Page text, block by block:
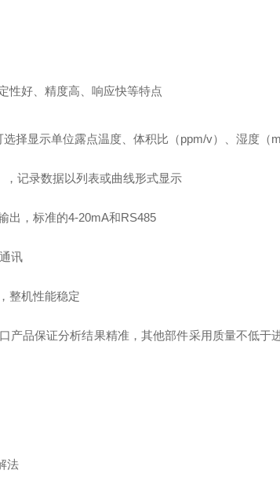
性好、 精度高、响应快等特点
选择显示单位露点温度、 体积比（ppm/v）、湿度（
， 记录数据以列表或曲线形式显示
出， 标准的4-20mA和RS485
讯
整机性能稳定
产品保证分析结果精准，其他部件采用质量不低于
法